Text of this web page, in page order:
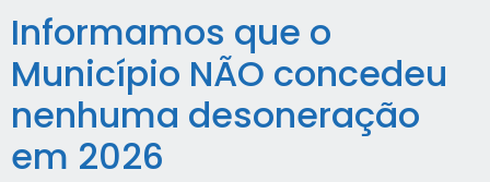
Informamos que o
Município NÃO concedeu
nenhuma desoneração
em 2026